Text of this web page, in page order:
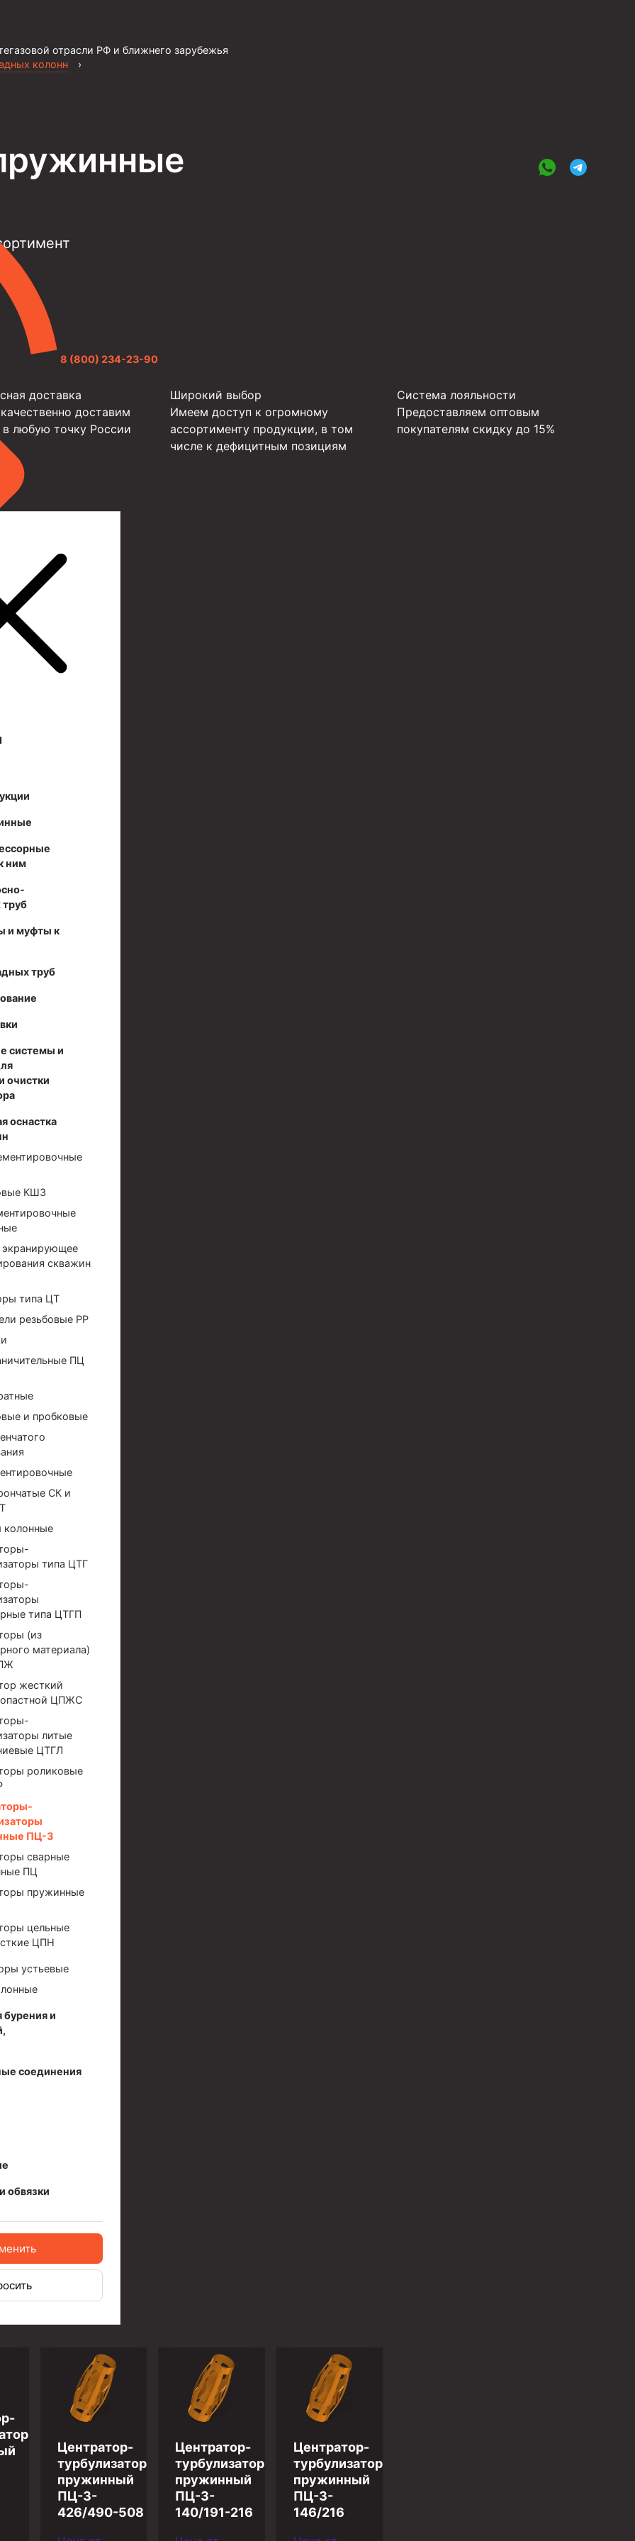
отрасли РФ и ближнего зарубежья
8 (800) 234-23-90
высокого давления
и очистки бурового раствора
скважин УЭЦС
колонн
›
доставка
доставим
в любую точку России
Широкий выбор
Имеем доступ к огромному
ассортименту продукции, в том
числе к дефицитным позициям
Система лояльности
Предоставляем оптовым
покупателям скидку до 15%
ним
и муфты к
труб
системы и
очистки
оснастка
КШЗ
экранирующее
скважин
типа ЦТ
резьбовые РР
ПЦ
и пробковые
СК и
колонные
типа ЦТГ
типа ЦТГП
(из
материала)
жесткий
ЦПЖС
литые
ЦТГЛ
роликовые
ПЦ-3
сварные
ПЦ
пружинные
цельные
ЦПН
устьевые
бурения и
соединения
обвязки
Центратор-
турбулизатор
пружинный
ПЦ-3-
426/490-508
Центратор-
турбулизатор
пружинный
ПЦ-3-
140/191-216
Центратор-
турбулизатор
пружинный
ПЦ-3-
146/216